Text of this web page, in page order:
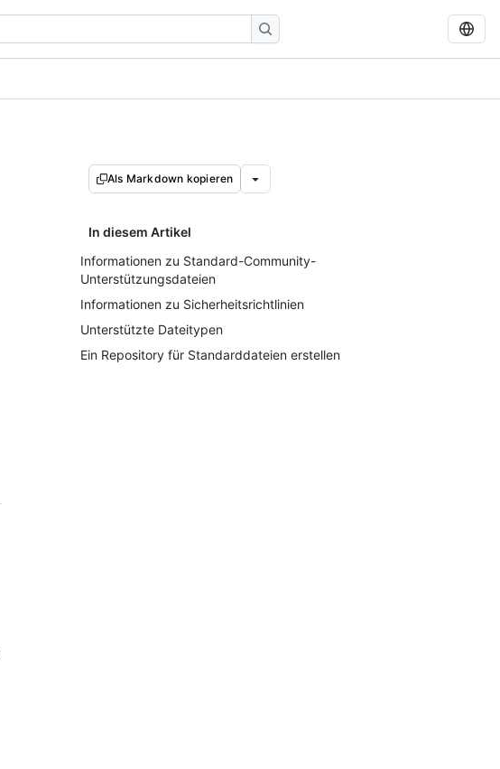
Als Markdown kopieren
In diesem Artikel
Informationen zu Standard-Community-
Unterstützungsdateien
Informationen zu Sicherheitsrichtlinien
Unterstützte Dateitypen
Ein Repository für Standarddateien erstellen